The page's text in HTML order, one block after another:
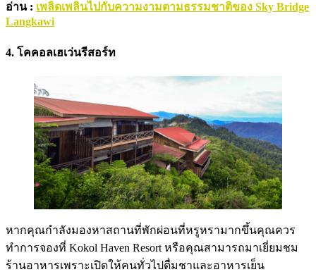
อ่าน : เพลิดเพลินไปกับความงามตามธรรมชาติของ Sky Bridge
Langkawi
4. โคคอลเฮเว่นรีสอร์ท
หากคุณกำลังมองหาสถานที่พักผ่อนที่หรูหรามากขึ้นคุณควร
ทำการจองที่ Kokol Haven Resort หรือคุณสามารถมาเยี่ยมชม
ร้านอาหารเพราะเปิดให้คนทั่วไปดื่มชาและอาหารเย็น